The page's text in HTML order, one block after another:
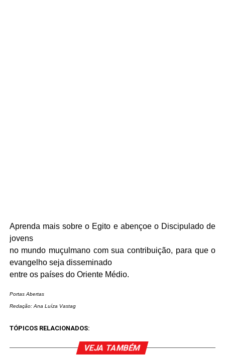
Aprenda mais sobre o Egito e abençoe o Discipulado de
jovens
no mundo muçulmano com sua contribuição, para que o
evangelho seja disseminado
entre os países do Oriente Médio.
Portas Abertas
Redação: Ana Luíza Vastag
TÓPICOS RELACIONADOS:
VEJA TAMBÉM